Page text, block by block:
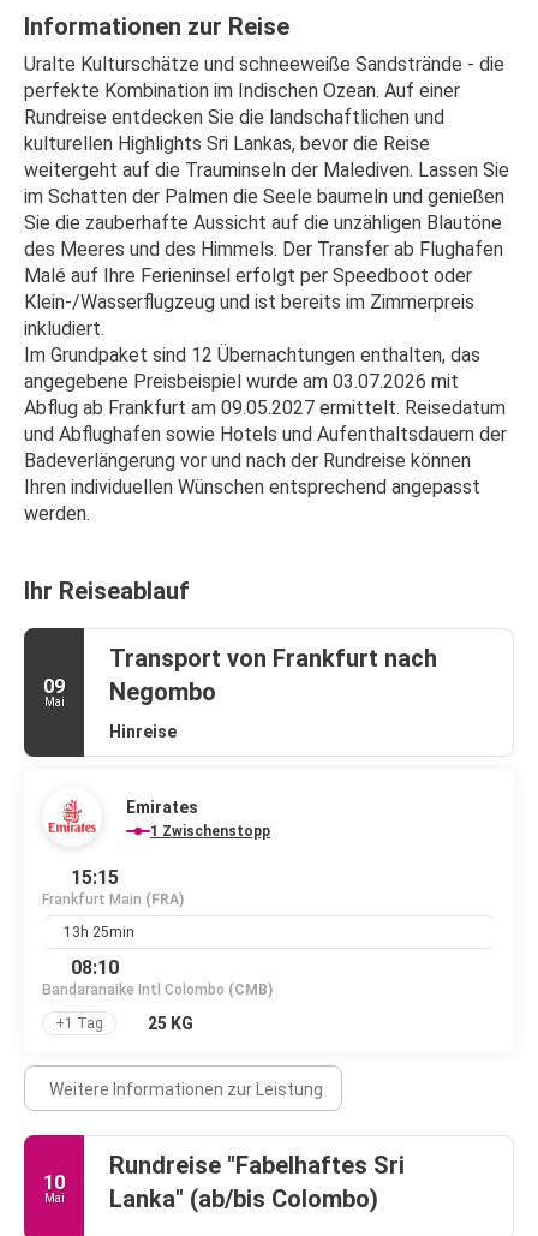
Informationen zur Reise
Uralte Kulturschätze und schneeweiße Sandstrände - die
perfekte Kombination im Indischen Ozean. Auf einer
Rundreise entdecken Sie die landschaftlichen und
kulturellen Highlights Sri Lankas, bevor die Reise
weitergeht auf die Trauminseln der Malediven. Lassen Sie
im Schatten der Palmen die Seele baumeln und genießen
Sie die zauberhafte Aussicht auf die unzähligen Blautöne
des Meeres und des Himmels. Der Transfer ab Flughafen
Malé auf Ihre Ferieninsel erfolgt per Speedboot oder
Klein-/Wasserflugzeug und ist bereits im Zimmerpreis
inkludiert.
Im Grundpaket sind 12 Übernachtungen enthalten, das
angegebene Preisbeispiel wurde am 03.07.2026 mit
Abflug ab Frankfurt am 09.05.2027 ermittelt. Reisedatum
und Abflughafen sowie Hotels und Aufenthaltsdauern der
Badeverlängerung vor und nach der Rundreise können
Ihren individuellen Wünschen entsprechend angepasst
werden.
Ihr Reiseablauf
09
Mai
Transport von Frankfurt nach
Negombo
Hinreise
Emirates
1 Zwischenstopp
15:15
Frankfurt Main (FRA)
13h 25min
08:10
Bandaranaike Intl Colombo (CMB)
+1 Tag
25 KG
Weitere Informationen zur Leistung
10
Mai
Rundreise "Fabelhaftes Sri
Lanka" (ab/bis Colombo)